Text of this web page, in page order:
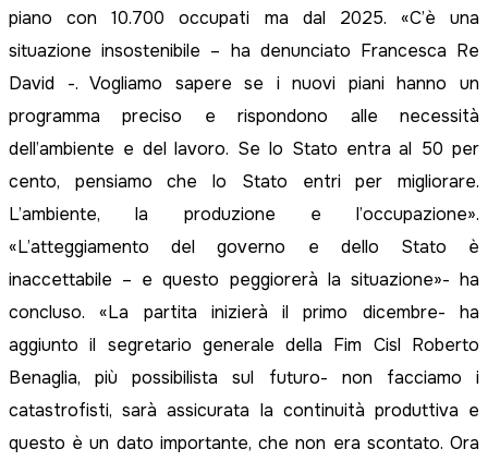
piano con 10.700 occupati ma dal 2025. «C’è una
situazione insostenibile – ha denunciato Francesca Re
David -. Vogliamo sapere se i nuovi piani hanno un
programma preciso e rispondono alle necessità
dell’ambiente e del lavoro. Se lo Stato entra al 50 per
cento, pensiamo che lo Stato entri per migliorare.
L’ambiente, la produzione e l’occupazione».
«L’atteggiamento del governo e dello Stato è
inaccettabile – e questo peggiorerà la situazione»- ha
concluso. «La partita inizierà il primo dicembre- ha
aggiunto il segretario generale della Fim Cisl Roberto
Benaglia, più possibilista sul futuro- non facciamo i
catastrofisti, sarà assicurata la continuità produttiva e
questo è un dato importante, che non era scontato. Ora